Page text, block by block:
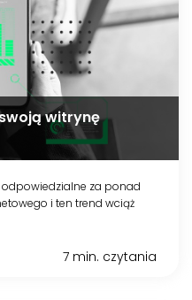
witrynę
za ponad
i ten trend wciąż
7 min. czytania